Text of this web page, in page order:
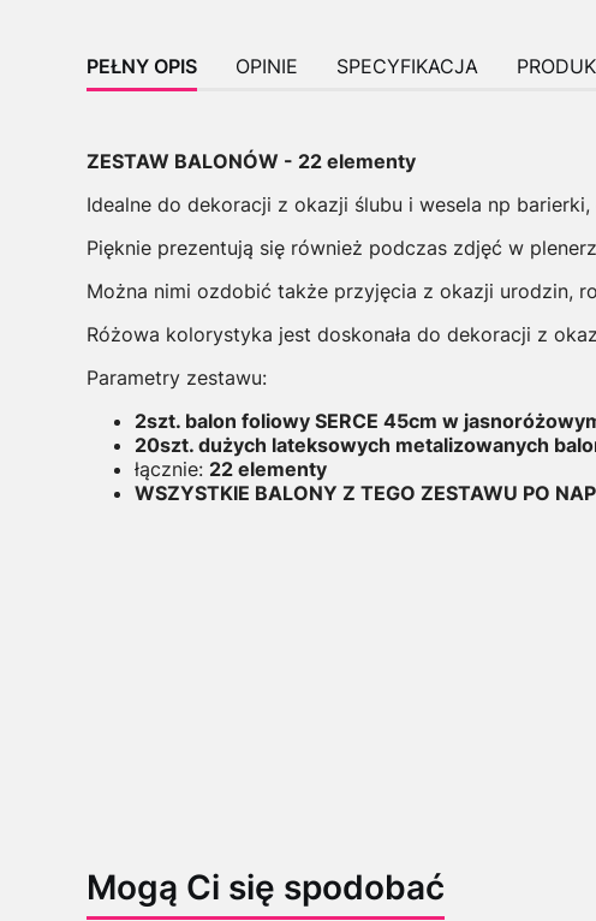
PEŁNY OPIS OPINIE SPECYFIKACJA
ZESTAW BALONÓW - 22 elementy
Idealne do dekoracji z okazji ślubu i wesela np
Pięknie prezentują się również podczas zdjęć w
Można nimi ozdobić także przyjęcia z okazji urodzin,
Różowa kolorystyka jest doskonała do dekoracji z
Parametry zestawu:
2szt. balon foliowy SERCE 45cm w
20szt. dużych lateksowych metalizowanych
łącznie: 22 elementy
WSZYSTKIE BALONY Z TEGO ZESTAWU PO
Mogą Ci się spodobać